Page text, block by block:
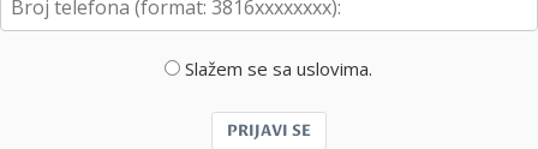
Slažem se sa uslovima.
PRIJAVI SE